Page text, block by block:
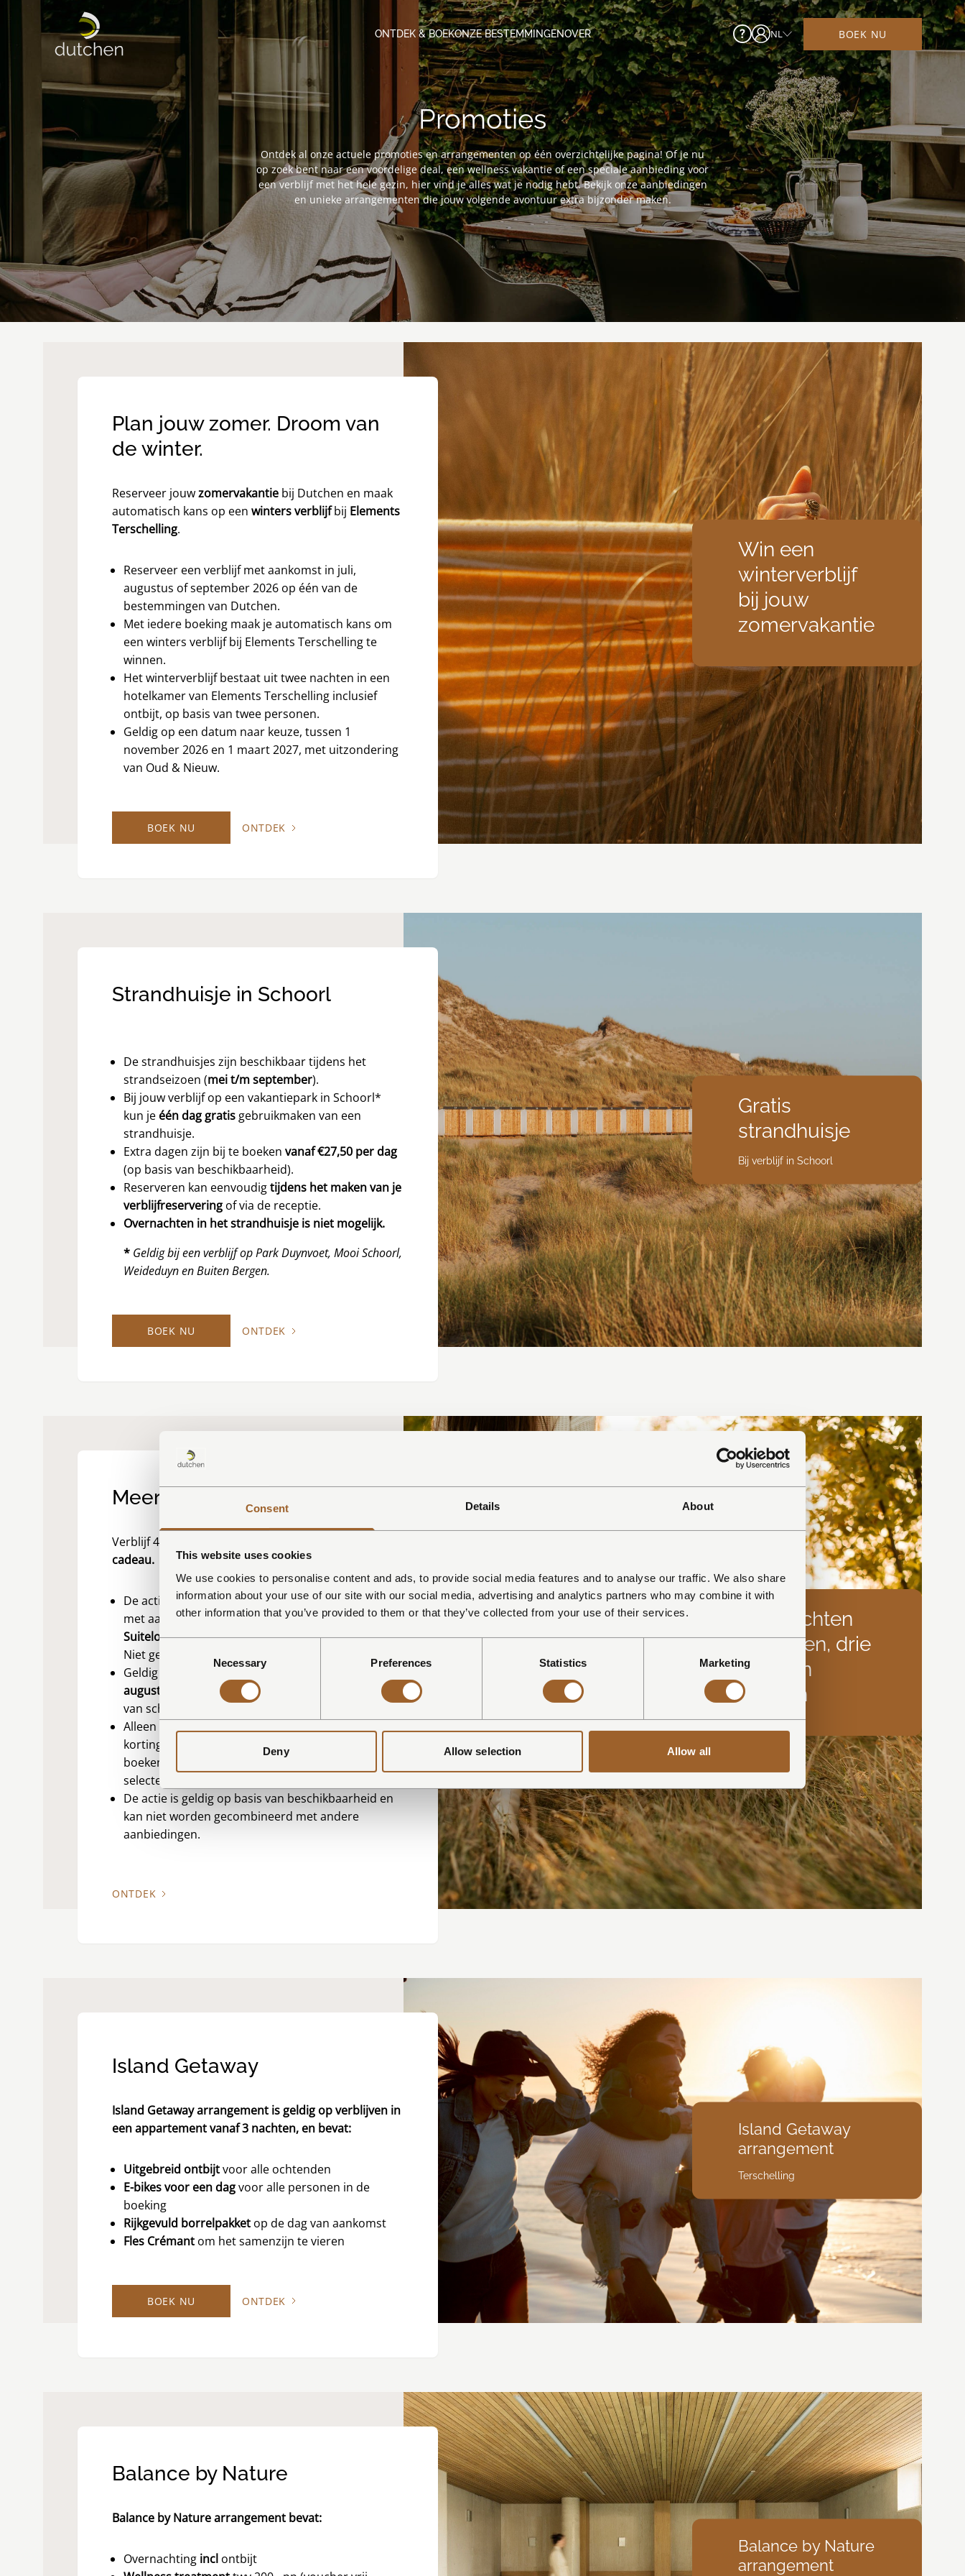
Consent Details About
This website uses cookies
We use cookies to personalise content and ads, to provide social media features and to analyse our traffic. We also share
information about your use of our site with our social media, advertising and analytics partners who may combine it with
other information that you’ve provided to them or that they’ve collected from your use of their services.
Selection
Necessary Preferences Statistics Marketing
Deny Allow selection Allow all
ONTDEK & BOEKONZE BESTEMMINGENOVER NL BOEK NU
Promoties
Ontdek al onze actuele promoties en arrangementen op één overzichtelijke pagina! Of je nu
op zoek bent naar een voordelige deal, een wellness vakantie of een speciale aanbieding voor
een verblijf met het hele gezin, hier vind je alles wat je nodig hebt. Bekijk onze aanbiedingen
en unieke arrangementen die jouw volgende avontuur extra bijzonder maken.
Win een
winterverblijf
bij jouw
zomervakantie
Plan jouw zomer. Droom van
de winter.
Reserveer jouwzomervakantie bij Dutchen en maak
automatisch kans op een winters verblijfbij Elements
Terschelling.
Reserveer een verblijf met aankomst in juli,
augustus of september 2026 op één van de
bestemmingen van Dutchen.
Met iedere boeking maak je automatisch kans om
een winters verblijf bij Elements Terschelling te
winnen.
Het winterverblijf bestaat uit twee nachten in een
hotelkamer van Elements Terschelling inclusief
ontbijt, op basis van twee personen.
Geldig op een datum naar keuze, tussen 1
november 2026 en 1 maart 2027, met uitzondering
van Oud & Nieuw.
BOEK NU ONTDEK
Gratis
strandhuisje
Bij verblijf in Schoorl
Strandhuisje in Schoorl
De strandhuisjes zijn beschikbaar tijdens het
strandseizoen (mei t/m september).
Bij jouw verblijf op een vakantiepark in Schoorl*
kun je één dag gratis gebruikmaken van een
strandhuisje.
Extra dagen zijn bij te boeken vanaf €27,50 per dag
(op basis van beschikbaarheid).
Reserveren kan eenvoudigtijdens het maken van je
verblijfreservering of via de receptie.
Overnachten in het strandhuisje is niet mogelijk.
* Geldig bij een verblijf op Park Duynvoet, Mooi Schoorl,
Weideduyn en Buiten Bergen.
BOEK NU ONTDEK
Vier nachten
verblijven, drie
nachten
betalen
Meer Tijd om te Genieten
Verblijf 4 nachten en krijg de
cadeau.
De actie geldt voor een verblijf van vier nachten
met aankomst op zondag of maandag bij
Suitelodges GooilandenofErfgoedpark de Hoop.
Niet geldig op vrijdag en zaterdag.
Geldig op een datum naar keuze, tussen
augustus 2026
en 26 maart 2027
, met uitzondering
van schoolvakanties en feestdagen.
Alleen geldig op het non-refundable tarief. De
korting wordt automatisch verwerkt tijdens het
boeken, zodra je een beschikbare verblijfsperiode
selecteert.
De actie is geldig op basis van beschikbaarheid en
kan niet worden gecombineerd met andere
aanbiedingen.
ONTDEK
Island Getaway
arrangement
Terschelling
Island Getaway
Island Getaway arrangement is geldig op verblijven in
een appartement vanaf 3 nachten, en bevat:
Uitgebreid ontbijtvoor alle ochtenden
E-bikes voor een dagvoor alle personen in de
boeking
Rijkgevuld borrelpakket op de dag van aankomst
Fles Crémant om het samenzijn te vieren
BOEK NU ONTDEK
Balance by Nature
arrangement
Balance by Nature
Balance by Nature arrangement bevat:
Overnachting incl ontbijt